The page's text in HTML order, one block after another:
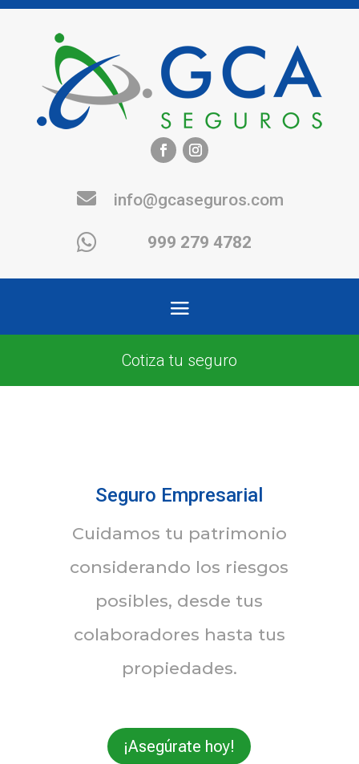
 info@gcaseguros.com
 999 279 4782
Cotiza tu seguro
Seguro Empresarial
Cuidamos tu patrimonio
considerando los riesgos
posibles, desde tus
colaboradores hasta tus
propiedades.
¡Asegúrate hoy!